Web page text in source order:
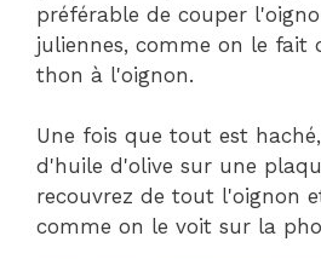
préférable de couper
juliennes, comme on le fait
thon à l'oignon.
Une fois que tout est
d'huile d'olive sur une
recouvrez de tout l'oignon
comme on le voit sur la